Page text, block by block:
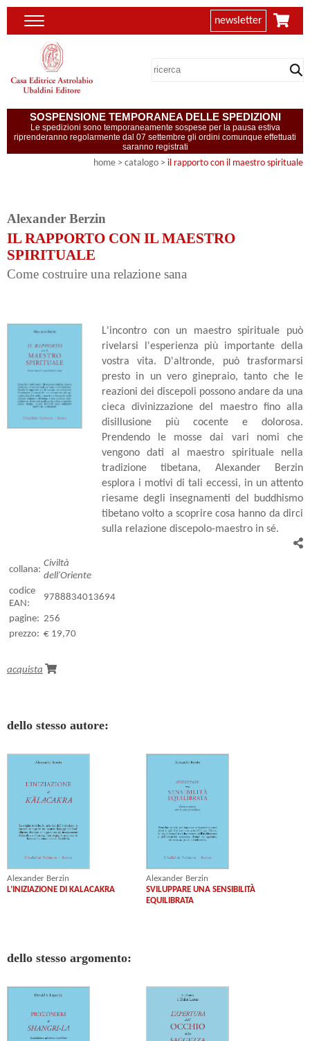
newsletter
SOSPENSIONE TEMPORANEA DELLE SPEDIZIONI
Le spedizioni sono temporaneamente sospese per la pausa estiva
riprenderanno regolarmente dal 07 settembre gli ordini comunque effettuati
saranno registrati
home > catalogo > il rapporto con il maestro spirituale
Alexander Berzin
IL RAPPORTO CON IL MAESTRO
SPIRITUALE
Come costruire una relazione sana
L'incontro con un maestro spirituale può
rivelarsi l'esperienza più importante della
vostra vita. D'altronde, può trasformarsi
presto in un vero ginepraio, tanto che le
reazioni dei discepoli possono andare da una
cieca divinizzazione del maestro fino alla
disillusione più cocente e dolorosa.
Prendendo le mosse dai vari nomi che
vengono dati al maestro spirituale nella
tradizione tibetana, Alexander Berzin
esplora i motivi di tali eccessi, in un attento
riesame degli insegnamenti del buddhismo
tibetano volto a scoprire cosa hanno da dirci
sulla relazione discepolo-maestro in sé.
collana:
Civiltà
dell'Oriente
codice
EAN:
9788834013694
pagine: 256
prezzo: € 19,70
acquista
dello stesso autore:
Alexander Berzin
L’INIZIAZIONE DI KALACAKRA
Alexander Berzin
SVILUPPARE UNA SENSIBILITÀ
EQUILIBRATA
dello stesso argomento: